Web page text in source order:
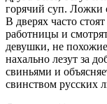
горячий суп. Ложки
В дверях часто
работницы и
девушки, не похожие
нахально лезут за
свиньями и
свинством русских